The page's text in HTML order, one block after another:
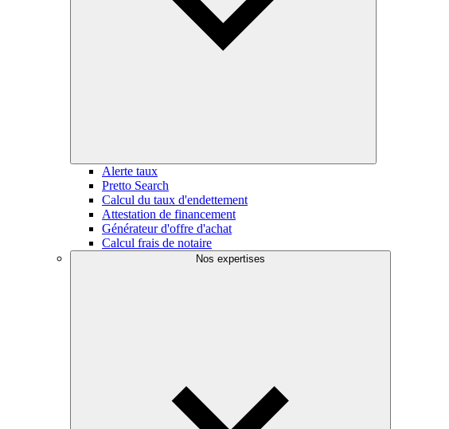
Alerte taux
Pretto Search
Calcul du taux d'endettement
Attestation de financement
Générateur d'offre d'achat
Calcul frais de notaire
Nos expertises